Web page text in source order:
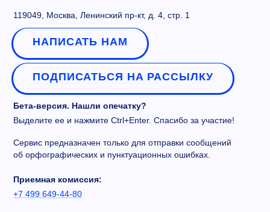
119049, Москва, Ленинский пр-кт, д. 4, стр. 1
НАПИСАТЬ НАМ
ПОДПИСАТЬСЯ НА РАССЫЛКУ
Бета-версия. Нашли опечатку?
Выделите ее и нажмите Ctrl+Enter. Спасибо за участие!
Сервис предназначен только для отправки сообщений
об орфографических и пунктуационных ошибках.
Приемная комиссия:
+7 499 649-44-80